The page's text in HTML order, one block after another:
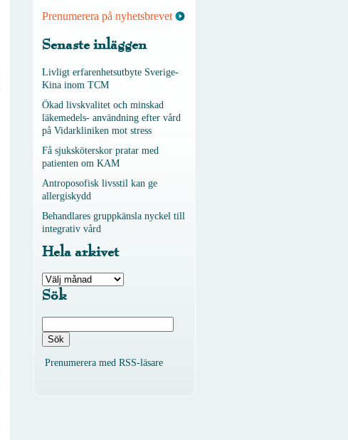
Prenumerera på nyhetsbrevet
Senaste inläggen
Livligt erfarenhetsutbyte Sverige-
Kina inom TCM
Ökad livskvalitet och minskad
läkemedels- användning efter vård
på Vidarkliniken mot stress
Få sjuksköterskor pratar med
patienten om KAM
Antroposofisk livsstil kan ge
allergiskydd
Behandlares gruppkänsla nyckel till
integrativ vård
Hela arkivet
Hela
arkivet
Sök
efter:
Prenumerera med RSS-läsare